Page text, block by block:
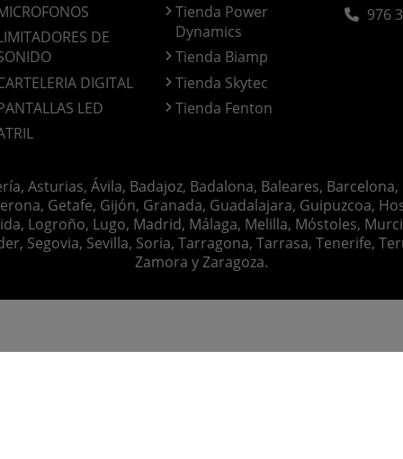
DE
DIGITAL
LED
Tienda Power
Dynamics
Tienda Biamp
Tienda Skytec
Tienda Fenton
976
Asturias, Ávila, Badajoz, Badalona, Baleares,
Getafe, Gijón, Granada, Guadalajara, Guipuzcoa,
Logroño, Lugo, Madrid, Málaga, Melilla, Móstoles,
Segovia, Sevilla, Soria, Tarragona, Tarrasa, Tenerife,
Zamora y Zaragoza.